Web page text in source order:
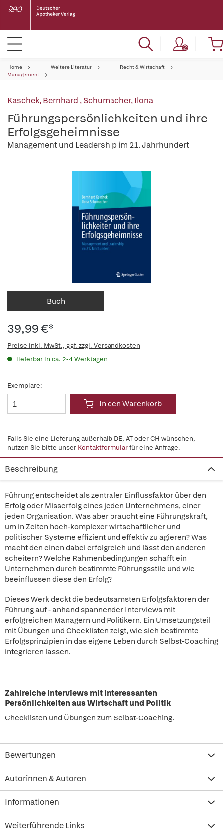
Home Weitere Literatur
Recht & Wirtschaft
Management
Kaschek, Bernhard ,Schumacher, Ilona
Führungspersönlichkeiten und ihre
Erfolgsgeheimnisse
Management und Leadership im 21. Jahrhundert
Buch
39,99 €*
Preise inkl. MwSt., ggf. zzgl. Versandkosten
lieferbar in ca. 2-4 Werktagen
Exemplare:
In den Warenkorb
Falls Sie eine Lieferung außerhalb DE, AT oder CH wünschen,
nutzen Sie bitte unser Kontaktformularfür eine Anfrage.
Beschreibung
Führung entscheidet als zentraler Einflussfaktor über den
Erfolg oder Misserfolg eines jeden Unternehmens, einer
jeden Organisation. Was aber braucht eine Führungskraft,
um in Zeiten hoch-komplexer wirtschaftlicher und
politischer Systeme effizient und effektiv zu agieren? Was
macht den einen dabei erfolgreich und lässt den anderen
scheitern? Welche Rahmenbedingungen schafft ein
Unternehmen durch bestimmte Führungsstile und wie
beeinflussen diese den Erfolg?
Dieses Werk deckt die bedeutsamsten Erfolgsfaktoren der
Führung auf - anhand spannender Interviews mit
erfolgreichen Managern und Politikern. Ein Umsetzungsteil
mit Übungen und Checklisten zeigt, wie sich bestimmte
Erfolgsprinzipien in das eigene Leben durch Selbst-Coaching
integrieren lassen.
Zahlreiche Interviews mit interessanten
Persönlichkeiten aus Wirtschaft und Politik
Checklisten und Übungen zum Selbst-Coaching.
Bewertungen
Autorinnen & Autoren
Informationen
Weiterführende Links